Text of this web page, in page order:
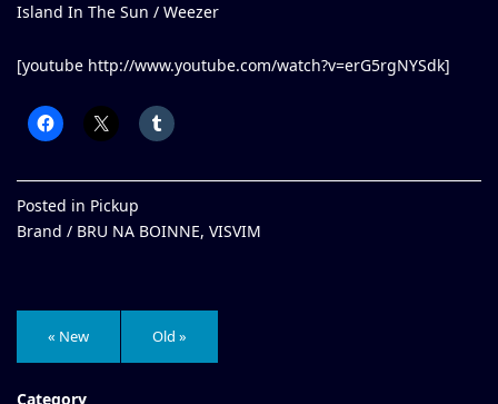
Island In The Sun / Weezer
[youtube http://www.youtube.com/watch?v=erG5rgNYSdk]
Posted in Pickup
Brand / BRU NA BOINNE, VISVIM
« New Old »
Category